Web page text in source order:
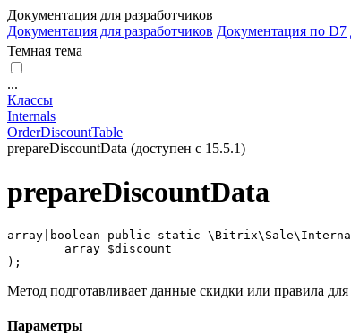
Документация для разработчиков
Документация для разработчиков Документация по D7
Темная тема
...
Классы
Internals
OrderDiscountTable
prepareDiscountData (доступен с 15.5.1)
prepareDiscountData
array|boolean public static
);
Метод подготавливает данные скидки или правила
Параметры